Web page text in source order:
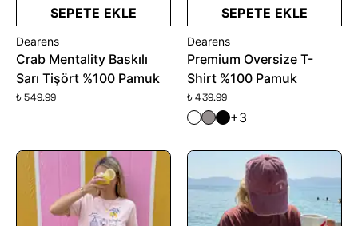
SEPETE EKLE
Dearens
Crab Mentality Baskılı
Sarı Tişört %100 Pamuk
₺ 549.99
SEPETE EKLE
Dearens
Premium Oversize T-
Shirt %100 Pamuk
₺ 439.99
+3